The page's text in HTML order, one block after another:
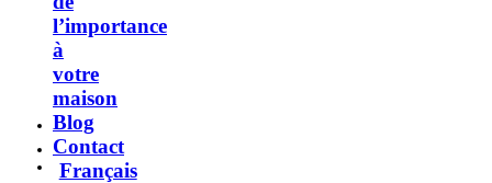
l’importance
à
votre
maison
Blog
Contact
Français